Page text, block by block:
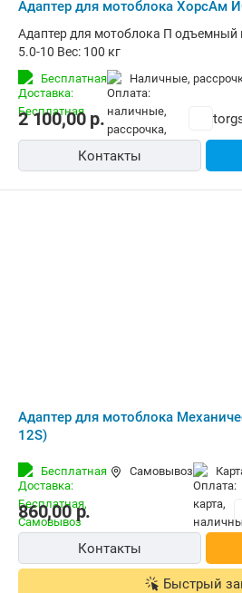
Адаптер для мотоблока ХорсАм
Адаптер для мотоблока П одъемный
5.0-10 Вес: 100 кг
Бесплатная наличные,
2 100,00р.
Контакты
Адаптер для мотоблока
12S)
Бесплатная Самовывоз
860,00р.
Контакты
Быстрый